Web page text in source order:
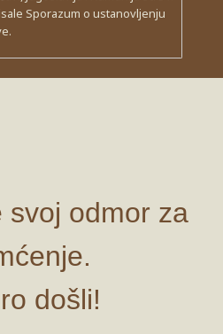
Sporazum o ustanovljenju
svoj odmor za
došli!